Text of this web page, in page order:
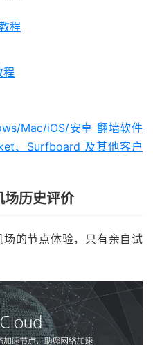
程
Mac/iOS/安卓 翻墙软件
、Surfboard 及其他客户
历史评价
的节点体验，只有亲自试